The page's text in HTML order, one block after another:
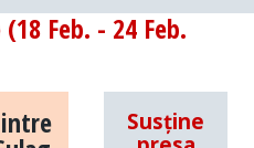
Feb. - 24 Feb.
intre
Susține